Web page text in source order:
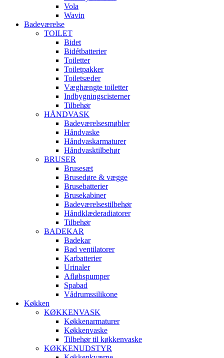
Vola
Wavin
Badeværelse
TOILET
Bidet
Bidétbatterier
Toiletter
Toiletpakker
Toiletsæder
Væghængte toiletter
Indbygningscisterner
Tilbehør
HÅNDVASK
Badeværelsesmøbler
Håndvaske
Håndvaskarmaturer
Håndvasktilbehør
BRUSER
Brusesæt
Brusedøre & vægge
Brusebatterier
Brusekabiner
Badeværelsestilbehør
Håndklæderadiatorer
Tilbehør
BADEKAR
Badekar
Bad ventilatorer
Karbatterier
Urinaler
Afløbspumper
Spabad
Vådrumssilikone
Køkken
KØKKENVASK
Køkkenarmaturer
Køkkenvaske
Tilbehør til køkkenvaske
KØKKENUDSTYR